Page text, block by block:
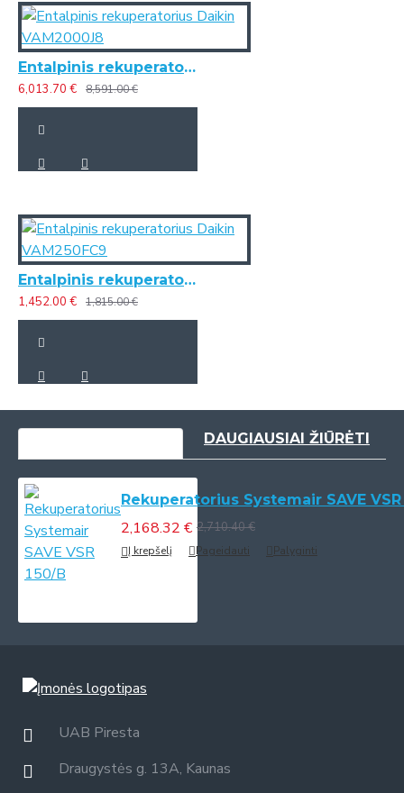
Entalpinis rekuperatorius Daikin VAM2000J8
6,013.70 € 8,591.00 €
Entalpinis rekuperatorius Daikin VAM250FC9
1,452.00 € 1,815.00 €
DAUGIAUSIAI ŽIŪRĖTI
Rekuperatorius Systemair SAVE VSR
2,168.32 € 2,710.40 €
Į krepšelį Pageidauti Palyginti
UAB Piresta
Draugystės g. 13A, Kaunas